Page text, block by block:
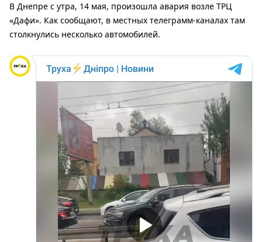
В Днепре с утра, 14 мая, произошла авария возле ТРЦ
«Дафи». Как сообщают, в местных телеграмм-каналах там
столкнулись несколько автомобилей.